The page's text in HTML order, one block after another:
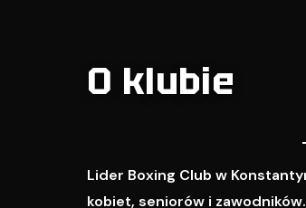
O klubie
Lider Boxing Club w
kobiet, seniorów i